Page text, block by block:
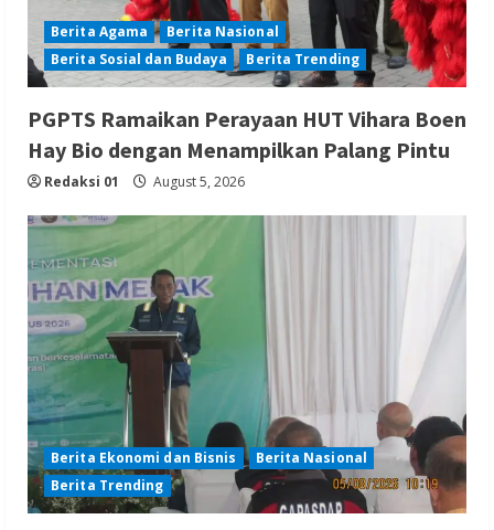
Berita Agama
Berita Nasional
Berita Sosial dan Budaya
Berita Trending
PGPTS Ramaikan Perayaan HUT Vihara Boen
Hay Bio dengan Menampilkan Palang Pintu
Redaksi 01 August 5, 2026
Berita Ekonomi dan Bisnis
Berita Nasional
Berita Trending